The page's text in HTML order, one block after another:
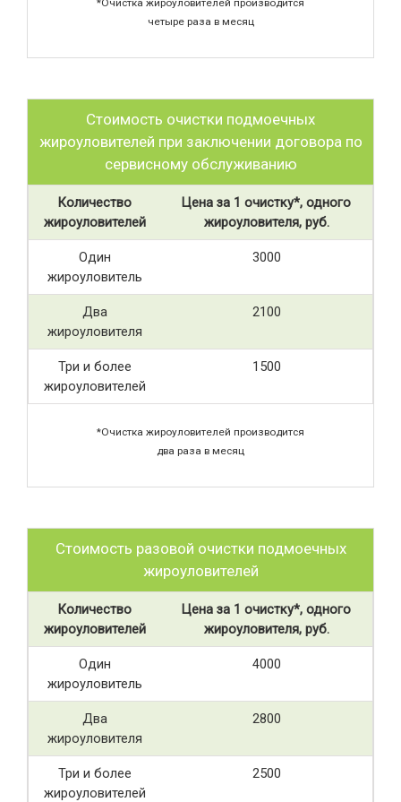
*Очистка жироуловителей производится
четыре раза в месяц
Стоимость очистки подмоечных
жироуловителей при заключении договора по
сервисному обслуживанию
Количество
жироуловителей
Цена за 1 очистку*, одного
жироуловителя, руб.
Один
жироуловитель
3000
Два
жироуловителя
2100
Три и более
жироуловителей
1500
*Очистка жироуловителей производится
два раза в месяц
Стоимость разовой очистки подмоечных
жироуловителей
Количество
жироуловителей
Цена за 1 очистку*, одного
жироуловителя, руб.
Один
жироуловитель
4000
Два
жироуловителя
2800
Три и более
жироуловителей
2500